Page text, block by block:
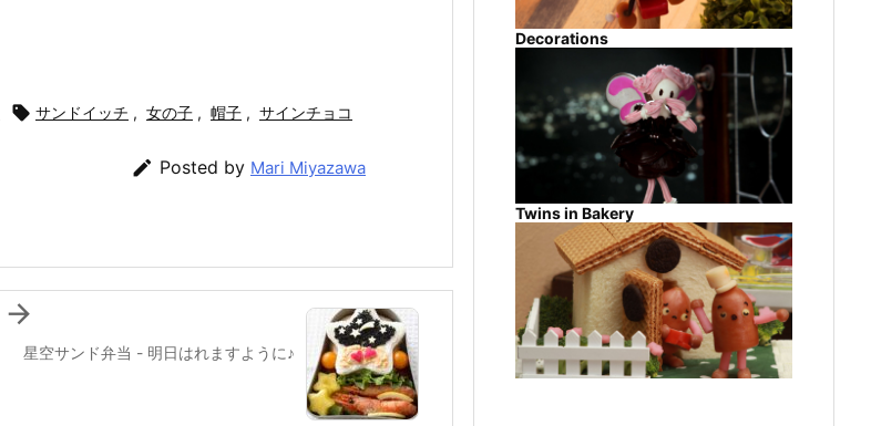
 サンドイッチ , 女の子 , 帽子 , サインチョコ
 Posted by Mari Miyazawa
星空サンド弁当 - 明日はれますように♪

Decorations
Twins in Bakery